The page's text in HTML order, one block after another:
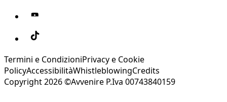
Termini e CondizioniPrivacy e Cookie
PolicyAccessibilitàWhistleblowingCredits
Copyright 2026 ©Avvenire P.Iva 00743840159